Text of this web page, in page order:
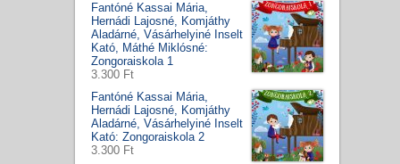
Fantóné Kassai Mária,
Hernádi Lajosné, Komjáthy
Aladárné, Vásárhelyiné Inselt
Kató, Máthé Miklósné:
Zongoraiskola 1
3.300 Ft
Fantóné Kassai Mária,
Hernádi Lajosné, Komjáthy
Aladárné, Vásárhelyiné Inselt
Kató: Zongoraiskola 2
3.300 Ft